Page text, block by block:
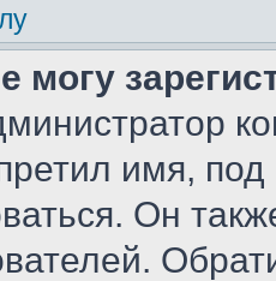
могу
имя,
Он